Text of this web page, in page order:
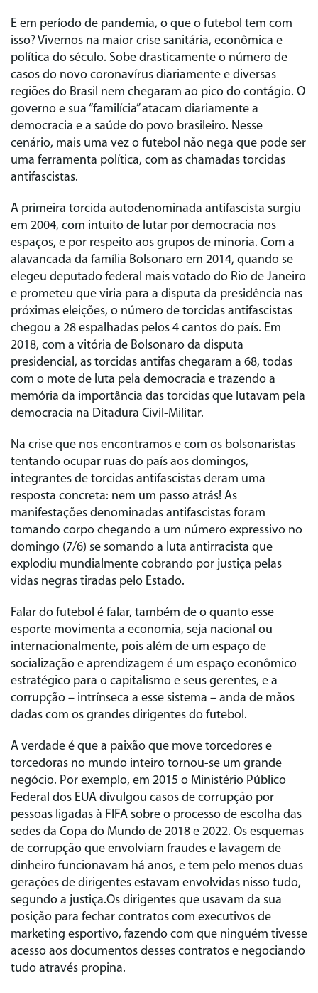
E em período de pandemia, o que o futebol tem com
isso? Vivemos na maior crise sanitária, econômica e
política do século. Sobe drasticamente o número de
casos do novo coronavírus diariamente e diversas
regiões do Brasil nem chegaram ao pico do contágio. O
governo e sua “familícia” atacam diariamente a
democracia e a saúde do povo brasileiro. Nesse
cenário, mais uma vez o futebol não nega que pode ser
uma ferramenta política, com as chamadas torcidas
antifascistas.
A primeira torcida autodenominada antifascista surgiu
em 2004, com intuito de lutar por democracia nos
espaços, e por respeito aos grupos de minoria. Com a
alavancada da família Bolsonaro em 2014, quando se
elegeu deputado federal mais votado do Rio de Janeiro
e prometeu que viria para a disputa da presidência nas
próximas eleições, o número de torcidas antifascistas
chegou a 28 espalhadas pelos 4 cantos do país. Em
2018, com a vitória de Bolsonaro da disputa
presidencial, as torcidas antifas chegaram a 68, todas
com o mote de luta pela democracia e trazendo a
memória da importância das torcidas que lutavam pela
democracia na Ditadura Civil-Militar.
Na crise que nos encontramos e com os bolsonaristas
tentando ocupar ruas do país aos domingos,
integrantes de torcidas antifascistas deram uma
resposta concreta: nem um passo atrás! As
manifestações denominadas antifascistas foram
tomando corpo chegando a um número expressivo no
domingo (7/6) se somando a luta antirracista que
explodiu mundialmente cobrando por justiça pelas
vidas negras tiradas pelo Estado.
Falar do futebol é falar, também de o quanto esse
esporte movimenta a economia, seja nacional ou
internacionalmente, pois além de um espaço de
socialização e aprendizagem é um espaço econômico
estratégico para o capitalismo e seus gerentes, e a
corrupção – intrínseca a esse sistema – anda de mãos
dadas com os grandes dirigentes do futebol.
A verdade é que a paixão que move torcedores e
torcedoras no mundo inteiro tornou-se um grande
negócio. Por exemplo, em 2015 o Ministério Público
Federal dos EUA divulgou casos de corrupção por
pessoas ligadas à FIFA sobre o processo de escolha das
sedes da Copa do Mundo de 2018 e 2022. Os esquemas
de corrupção que envolviam fraudes e lavagem de
dinheiro funcionavam há anos, e tem pelo menos duas
gerações de dirigentes estavam envolvidas nisso tudo,
segundo a justiça.Os dirigentes que usavam da sua
posição para fechar contratos com executivos de
marketing esportivo, fazendo com que ninguém tivesse
acesso aos documentos desses contratos e negociando
tudo através propina.